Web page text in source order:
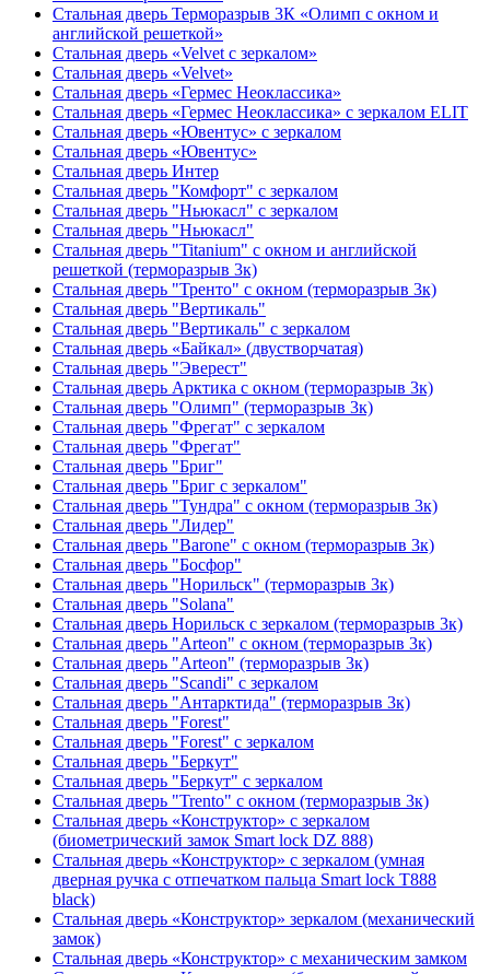
Стальная дверь Терморазрыв 3К «Олимп с окном и
английской решеткой»
Стальная дверь «Velvet с зеркалом»
Стальная дверь «Velvet»
Стальная дверь «Гермес Неоклассика»
Стальная дверь «Гермес Неоклассика» с зеркалом ELIT
Стальная дверь «Ювентус» с зеркалом
Стальная дверь «Ювентус»
Стальная дверь Интер
Стальная дверь "Комфорт" с зеркалом
Стальная дверь "Ньюкасл" с зеркалом
Стальная дверь "Ньюкасл"
Стальная дверь "Titanium" с окном и английской
решеткой (терморазрыв 3к)
Стальная дверь "Тренто" с окном (терморазрыв 3к)
Стальная дверь "Вертикаль"
Стальная дверь "Вертикаль" с зеркалом
Стальная дверь «Байкал» (двустворчатая)
Стальная дверь "Эверест"
Стальная дверь Арктика с окном (терморазрыв 3к)
Стальная дверь "Олимп" (терморазрыв 3к)
Стальная дверь "Фрегат" с зеркалом
Стальная дверь "Фрегат"
Стальная дверь "Бриг"
Стальная дверь "Бриг с зеркалом"
Стальная дверь "Тундра" с окном (терморазрыв 3к)
Стальная дверь "Лидер"
Стальная дверь "Barone" с окном (терморазрыв 3к)
Стальная дверь "Босфор"
Стальная дверь "Норильск" (терморазрыв 3к)
Стальная дверь "Solana"
Стальная дверь Норильск с зеркалом (терморазрыв 3к)
Стальная дверь "Arteon" с окном (терморазрыв 3к)
Стальная дверь "Arteon" (терморазрыв 3к)
Стальная дверь "Scandi" с зеркалом
Стальная дверь "Антарктида" (терморазрыв 3к)
Стальная дверь "Forest"
Стальная дверь "Forest" с зеркалом
Стальная дверь "Беркут"
Стальная дверь "Беркут" с зеркалом
Стальная дверь "Trento" с окном (терморазрыв 3к)
Стальная дверь «Конструктор» с зеркалом
(биометрический замок Smart lock DZ 888)
Стальная дверь «Конструктор» с зеркалом (умная
дверная ручка с отпечатком пальца Smart lock T888
black)
Стальная дверь «Конструктор» зеркалом (механический
замок)
Стальная дверь «Конструктор» с механическим замком